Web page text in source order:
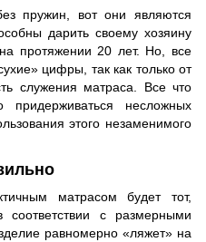
пружин, вот они являются
дарить своему хозяину
протяжении 20 лет. Но, все
цифры, так как только от
служения матраса. Все что
придерживаться несложных
этого незаменимого
матрасом будет тот,
с размерными
равномерно «ляжет» на